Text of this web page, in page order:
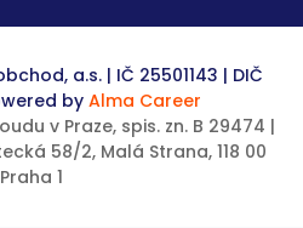
a.s. | IČ 25501143 | DIČ
by Alma Career
v Praze, spis. zn. B 29474 |
58/2, Malá Strana, 118 00
Praha 1